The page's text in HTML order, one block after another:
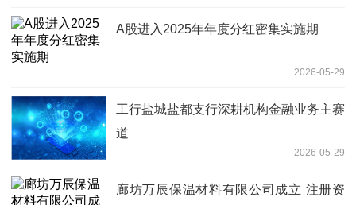
A股进入2025年年度分红密集实施期
2026-05-29
工行盐城盐都支行深耕机构金融业务主赛
道
2026-05-29
廊坊万辰保温材料有限公司成立 注册资